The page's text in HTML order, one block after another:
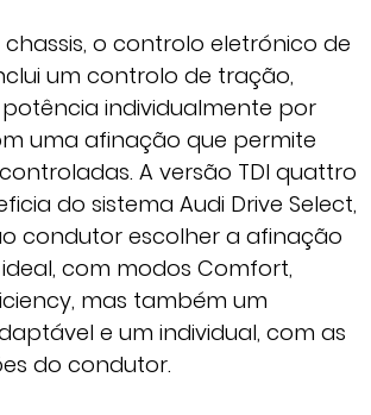
chassis, o controlo eletrónico de
um controlo de tração,
individualmente por
uma afinação que permite
A versão TDI quattro
do sistema Audi Drive Select,
condutor escolher a afinação
com modos Comfort,
mas também um
e um individual, com as
do condutor.